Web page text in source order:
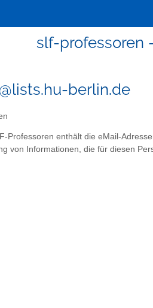
slf-professoren
berlin.de
Professoren enthält die eMail-
von Informationen, die für diesen